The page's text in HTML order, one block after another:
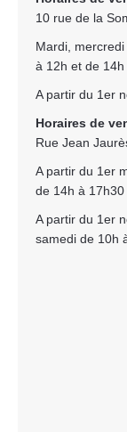
10 rue de la
Mardi,
à 12h et de
A partir du 1er
Horaires de
Rue Jean
A partir du 1er
de 14h à 17h30
A partir du 1er
samedi de 10h